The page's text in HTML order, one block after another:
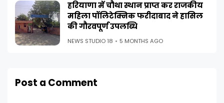
हरियाणा में चौथा स्थान प्राप्त कर राजकीय
महिला पॉलिटेक्निक फरीदाबाद ने हासिल
की गौरवपूर्ण उपलब्धि
NEWS STUDIO 18 5 MONTHS AGO
Post a Comment